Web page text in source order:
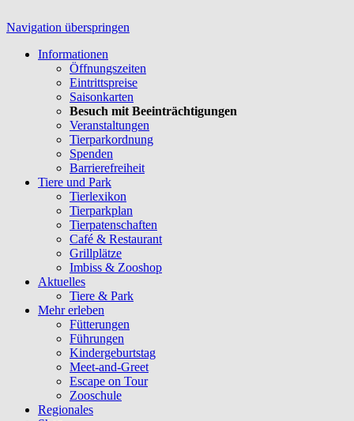
Navigation überspringen
Informationen
Öffnungszeiten
Eintrittspreise
Saisonkarten
Besuch mit Beeinträchtigungen
Veranstaltungen
Tierparkordnung
Spenden
Barrierefreiheit
Tiere und Park
Tierlexikon
Tierparkplan
Tierpatenschaften
Café & Restaurant
Grillplätze
Imbiss & Zooshop
Aktuelles
Tiere & Park
Mehr erleben
Fütterungen
Führungen
Kindergeburtstag
Meet-and-Greet
Escape on Tour
Zooschule
Regionales